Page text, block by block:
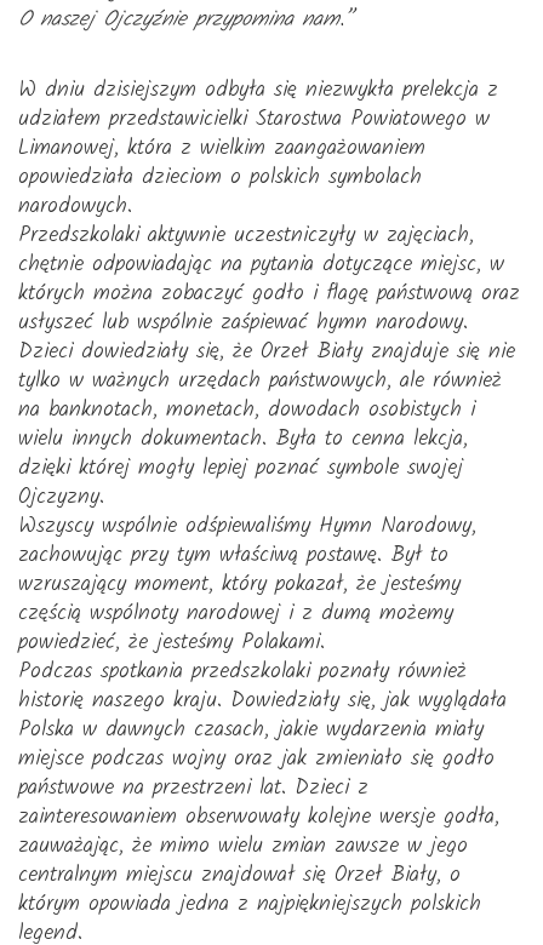
O naszej Ojczyźnie przypomina nam.”
W dniu dzisiejszym odbyła się niezwykła prelekcja z
udziałem przedstawicielki Starostwa Powiatowego w
Limanowej, która z wielkim zaangażowaniem
opowiedziała dzieciom o polskich symbolach
narodowych.
Przedszkolaki aktywnie uczestniczyły w zajęciach,
chętnie odpowiadając na pytania dotyczące miejsc, w
których można zobaczyć godło i flagę państwową oraz
usłyszeć lub wspólnie zaśpiewać hymn narodowy.
Dzieci dowiedziały się, że Orzeł Biały znajduje się nie
tylko w ważnych urzędach państwowych, ale również
na banknotach, monetach, dowodach osobistych i
wielu innych dokumentach. Była to cenna lekcja,
dzięki której mogły lepiej poznać symbole swojej
Ojczyzny.
Wszyscy wspólnie odśpiewaliśmy Hymn Narodowy,
zachowując przy tym właściwą postawę. Był to
wzruszający moment, który pokazał, że jesteśmy
częścią wspólnoty narodowej i z dumą możemy
powiedzieć, że jesteśmy Polakami.
Podczas spotkania przedszkolaki poznały również
historię naszego kraju. Dowiedziały się, jak wyglądała
Polska w dawnych czasach, jakie wydarzenia miały
miejsce podczas wojny oraz jak zmieniało się godło
państwowe na przestrzeni lat. Dzieci z
zainteresowaniem obserwowały kolejne wersje godła,
zauważając, że mimo wielu zmian zawsze w jego
centralnym miejscu znajdował się Orzeł Biały, o
którym opowiada jedna z najpiękniejszych polskich
legend.